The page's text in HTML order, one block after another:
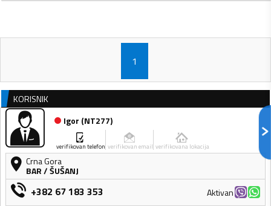
1
KORISNIK
Igor (NT277)
verifikovan telefon verifikovan email verifikovana lokacija
Crna Gora
BAR/ŠUŠANJ
+382 67 183 353 Aktivan